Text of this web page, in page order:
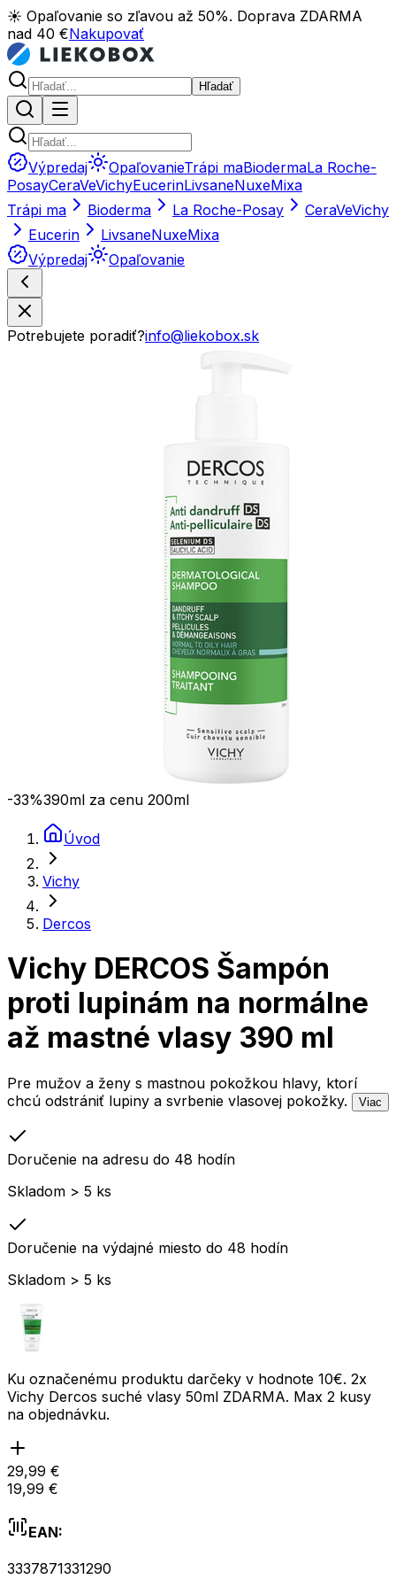
☀️ Opaľovanie so zľavou až 50%. Doprava ZDARMA
nad 40 €Nakupovať
Hľadať
Výpredaj OpaľovanieTrápi maBiodermaLa Roche-
PosayCeraVeVichyEucerinLivsaneNuxeMixa
Trápi ma
Bioderma La Roche-Posay CeraVeVichy
Eucerin
LivsaneNuxeMixa
Výpredaj
Opaľovanie
Potrebujete poradiť?info@liekobox.sk
-33%390ml za cenu 200ml
Úvod
Vichy
Dercos
Vichy DERCOS Šampón
proti lupinám na normálne
až mastné vlasy 390 ml
Pre mužov a ženy s mastnou pokožkou hlavy, ktorí
chcú odstrániť lupiny a svrbenie vlasovej pokožky.
Viac
Doručenie na adresu do 48 hodín
Skladom > 5 ks
Doručenie na výdajné miesto do 48 hodín
Skladom > 5 ks
Ku označenému produktu darčeky v hodnote 10€. 2x
Vichy Dercos suché vlasy 50ml ZDARMA. Max 2 kusy
na objednávku.
29,99 €
19,99 €
EAN:
3337871331290